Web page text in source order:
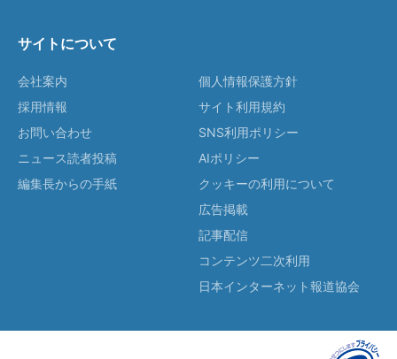
サイトについて
会社案内
採用情報
お問い合わせ
ニュース読者投稿
編集長からの手紙
個人情報保護方針
サイト利用規約
SNS利用ポリシー
AIポリシー
クッキーの利用について
広告掲載
記事配信
コンテンツ二次利用
日本インターネット報道協会